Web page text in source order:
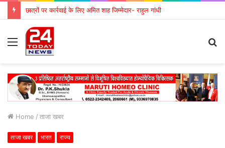
छात्रों पर कार्रवाई के लिए अमित शाह जिम्मेदार- राहुल गांधी
Menu
Home / ताजा खबर
ताजा खबर भारत राज्य